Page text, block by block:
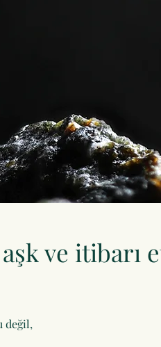
ve itibarı
değil,